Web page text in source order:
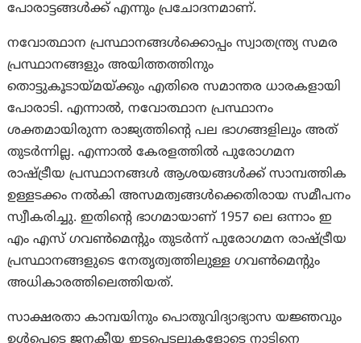
പോരാട്ടങ്ങൾക്ക് എന്നും പ്രചോദനമാണ്.
നവോത്ഥാന പ്രസ്ഥാനങ്ങൾക്കൊപ്പം സ്വാതന്ത്ര്യ സമര
പ്രസ്ഥാനങ്ങളും അയിത്തത്തിനും
തൊട്ടുകൂടായ്മയ്ക്കും എതിരെ സമാന്തര ധാരകളായി
പോരാടി. എന്നാൽ, നവോത്ഥാന പ്രസ്ഥാനം
ശക്തമായിരുന്ന രാജ്യത്തിന്റെ പല ഭാഗങ്ങളിലും അത്
തുടർന്നില്ല. എന്നാൽ കേരളത്തിൽ പുരോഗമന
രാഷ്ട്രീയ പ്രസ്ഥാനങ്ങൾ ആശയങ്ങൾക്ക് സാമ്പത്തിക
ഉള്ളടക്കം നൽകി അസമത്വങ്ങൾക്കെതിരായ സമീപനം
സ്വീകരിച്ചു. ഇതിന്റെ ഭാഗമായാണ് 1957 ലെ ഒന്നാം ഇ
എം എസ് ഗവൺമെന്റും തുടർന്ന് പുരോഗമന രാഷ്ട്രീയ
പ്രസ്ഥാനങ്ങളുടെ നേതൃത്വത്തിലുള്ള ഗവൺമെന്റും
അധികാരത്തിലെത്തിയത്.
സാക്ഷരതാ കാമ്പയിനും പൊതുവിദ്യാഭ്യാസ യജ്ഞവും